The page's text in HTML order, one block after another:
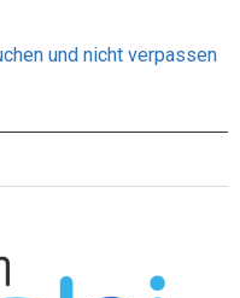
und nicht verpassen